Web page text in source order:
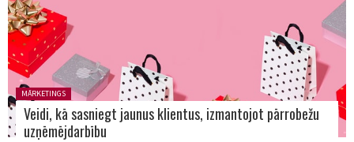
Posted in:
MĀRKETINGS
Veidi, kā sasniegt jaunus klientus, izmantojot pārrobežu
uzņēmējdarbību